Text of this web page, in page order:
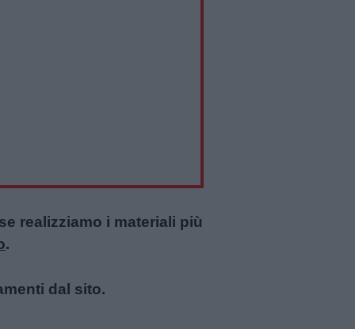
realizziamo i materiali più
.
dal sito.